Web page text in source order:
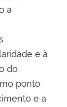
a
e à
do
ponto
e a